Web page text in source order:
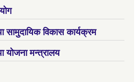
सामुदायिक विकास कार्यक्रम
योजना मन्त्रालय